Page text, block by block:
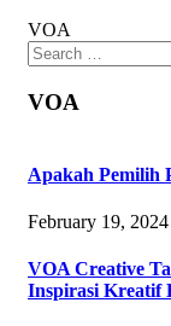
VOA
Search
for:
VOA
Apakah Pemilih
February 19, 2024
VOA Creative
Inspirasi Kreatif